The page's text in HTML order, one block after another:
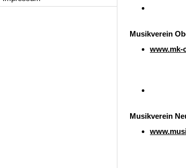
Musikverein
www.mk-
Musikverein